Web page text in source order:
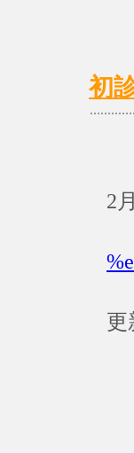
初
2
更